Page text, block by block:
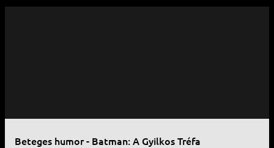
Beteges humor - Batman: A Gyilkos Tréfa